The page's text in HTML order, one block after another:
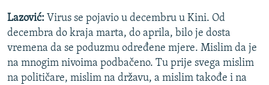
Lazović: Virus se pojavio u decembru u Kini. Od
decembra do kraja marta, do aprila, bilo je dosta
vremena da se poduzmu određene mjere. Mislim da je
na mnogim nivoima podbačeno. Tu prije svega mislim
na političare, mislim na državu, a mislim takođe i na